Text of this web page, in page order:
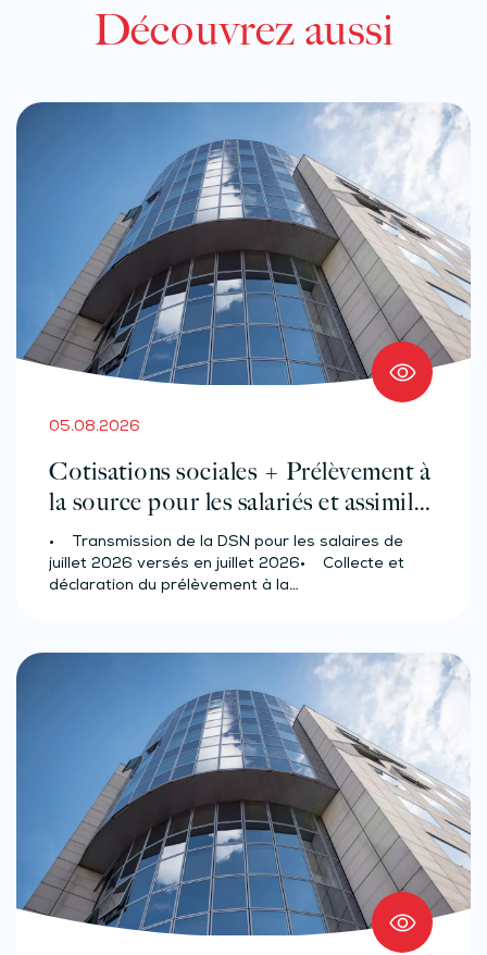
Découvrez aussi
05.08.2026
Cotisations sociales + Prélèvement à
la source pour les salariés et assimilés
(effectif d’au moins 50 salariés)
• Transmission de la DSN pour les salaires de
juillet 2026 versés en juillet 2026• Collecte et
déclaration du prélèvement à la…